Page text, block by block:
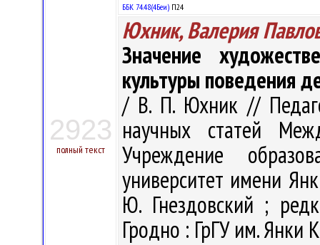
2923
полный текст
ББК 74.48(4Беи) П24
Юхник, Валерия
Значение
культуры поведения
/ В. П. Юхник //
научных статей
Учреждение
университет имени
Ю. Гнездовский ;
Гродно : ГрГУ им. Янки